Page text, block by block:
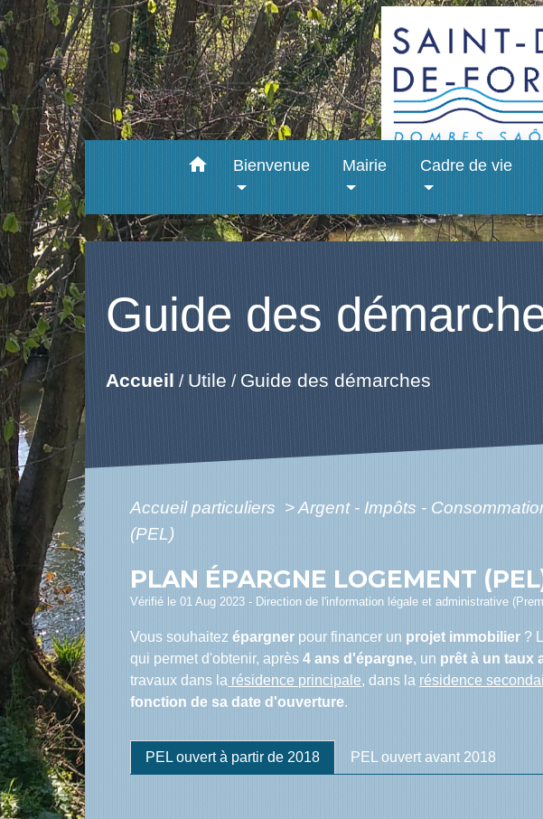
home Bienvenue Mairie Cadre de vie
Guide des
Accueil /Utile /Guide des démarches
Accueil particuliers >Argent - Impôts -
(PEL)
PLAN ÉPARGNE LOGEMENT
Vérifié le 01 Aug 2023 - Direction de l'information légale et administrative
Vous souhaitezépargner pour financer un projet immobilier ?
qui permet d'obtenir, après4 ans d'épargne, un prêt à un taux
travaux dans la résidence principale, dans la résidence
fonction de sa date d'ouverture.
PEL ouvert à partir de 2018 PEL ouvert avant 2018